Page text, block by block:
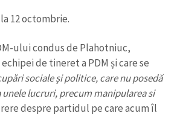
12 octombrie.
ului condus de Plahotniuc,
de tineret a PDM și care se
sociale și politice, care nu posedă
lucruri, precum manipularea si
despre partidul pe care acum îl